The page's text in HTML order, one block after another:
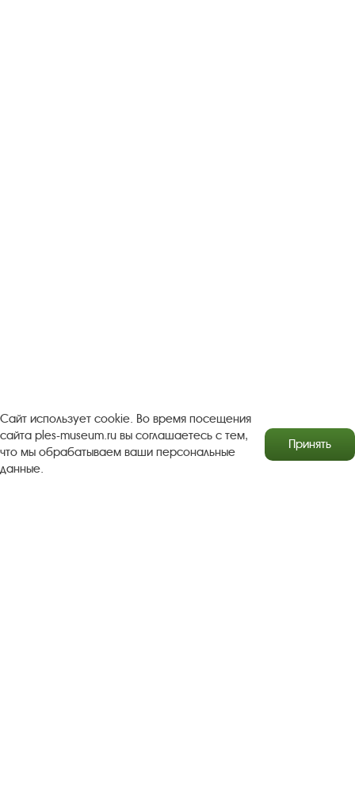
Антикоррупционная деятельность
Сайт использует cookie. Во время посещения
сайта ples-museum.ru вы соглашаетесь с тем,
что мы обрабатываем ваши персональные
данные.
Принять